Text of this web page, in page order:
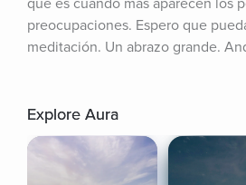
que es cuando más aparecen los
preocupaciones. Espero que
meditación. Un abrazo grande.
Explore Aura